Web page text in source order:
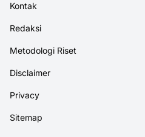
Kontak
Redaksi
Metodologi Riset
Disclaimer
Privacy
Sitemap